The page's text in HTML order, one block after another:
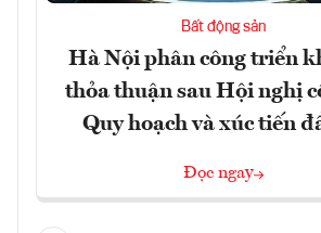
Bất động sản
Hà Nội phân công triển
thỏa thuận sau Hội nghị
Quy hoạch và xúc tiến
Đọc ngay